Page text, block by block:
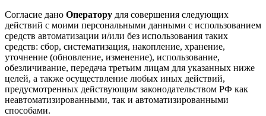
Согласие дано Оператору для совершения следующих
действий с моими персональными данными с использованием
средств автоматизации и/или без использования таких
средств: сбор, систематизация, накопление, хранение,
уточнение (обновление, изменение), использование,
обезличивание, передача третьим лицам для указанных ниже
целей, а также осуществление любых иных действий,
предусмотренных действующим законодательством РФ как
неавтоматизированными, так и автоматизированными
способами.